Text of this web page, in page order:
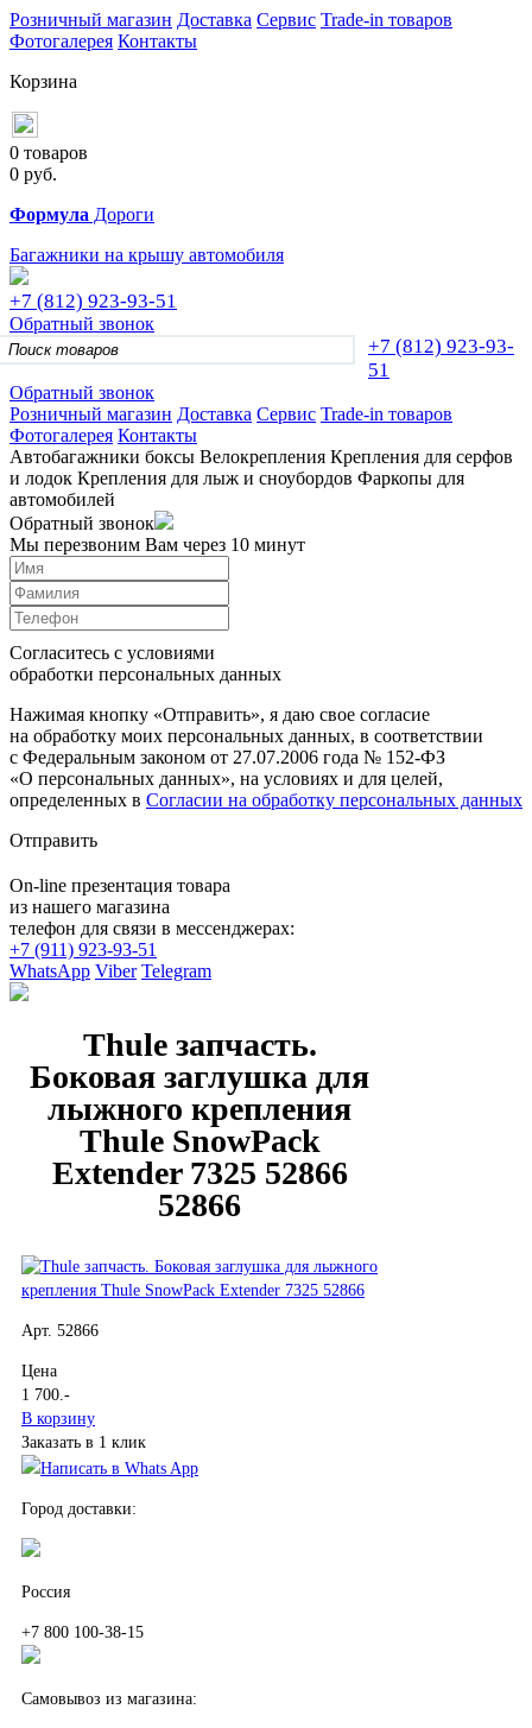
Розничный магазин Доставка Сервис Trade-in товаров
Фотогалерея Контакты
Корзина
0 товаров
0 руб.
Формула Дороги
Багажники на крышу автомобиля
+7 (812) 923-93-51
Обратный звонок
+7 (812) 923-93-
51
Обратный звонок
Розничный магазин Доставка Сервис Trade-in товаров
Фотогалерея Контакты
Автобагажники боксы Велокрепления Крепления для серфов
и лодок Крепления для лыж и сноубордов Фаркопы для
автомобилей
Обратный звонок
Мы перезвоним Вам через 10 минут
Согласитесь с условиями
обработки персональных данных
Нажимая кнопку «Отправить», я даю свое согласие
на обработку моих персональных данных, в соответствии
с Федеральным законом от 27.07.2006 года № 152-ФЗ
«О персональных данных», на условиях и для целей,
определенных в Согласии на обработку персональных данных
Отправить
On-line презентация товара
из нашего магазина
телефон для связи в мессенджерах:
+7 (911) 923-93-51
WhatsApp Viber Telegram
Thule запчасть.
Боковая заглушка для
лыжного крепления
Thule SnowPack
Extender 7325 52866
52866
Арт. 52866
Цена
1 700 .-
В корзину
Заказать в 1 клик
Написать в Whats App
Город доставки:
Россия
+7 800 100-38-15
Самовывоз из магазина: